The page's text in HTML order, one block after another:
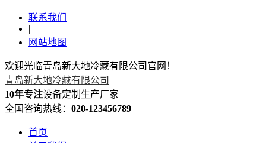
联系我们
|
网站地图
欢迎光临青岛新大地冷藏有限公司官网！
青岛新大地冷藏有限公司
10年专注设备定制生产厂家
全国咨询热线： 020-123456789
首页